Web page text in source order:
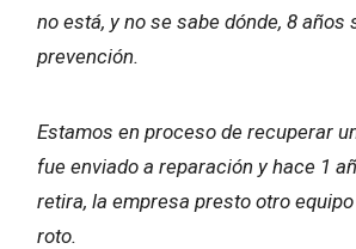
no está, y no se sabe dónde, 8 años
prevención.
Estamos en proceso de recuperar
fue enviado a reparación y hace 1
retira, la empresa presto otro
roto.